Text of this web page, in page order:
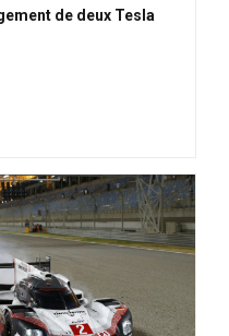
de deux Tesla